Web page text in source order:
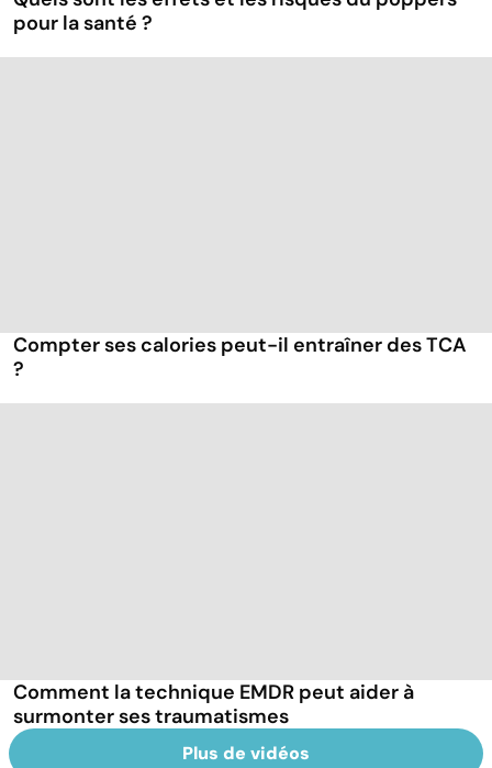
pour la santé ?
Compter ses calories peut-il entraîner des TCA
?
Comment la technique EMDR peut aider à
surmonter ses traumatismes
Plus de vidéos